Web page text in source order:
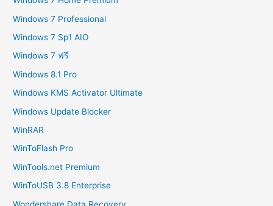
Windows 7 Professional
Windows 7 Sp1 AIO
Windows 7 ฟรี
Windows 8.1 Pro
Windows KMS Activator Ultimate
Windows Update Blocker
WinRAR
WinToFlash Pro
WinTools.net Premium
WinToUSB 3.8 Enterprise
Wondershare Data Recovery